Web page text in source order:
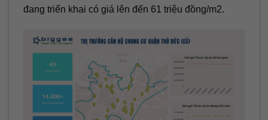
đang triển khai có giá lên đến 61 triệu đồng/m2.